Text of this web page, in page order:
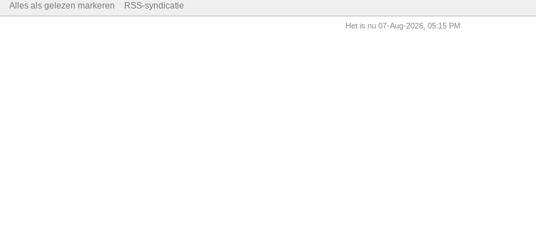
Alles als gelezen markeren RSS-syndicatie
Het is nu 07-Aug-2026, 05:15 PM